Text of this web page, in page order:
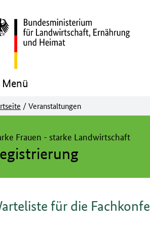
Menü
/Veranstaltungen
Frauen - starke Landwirtschaft
für die